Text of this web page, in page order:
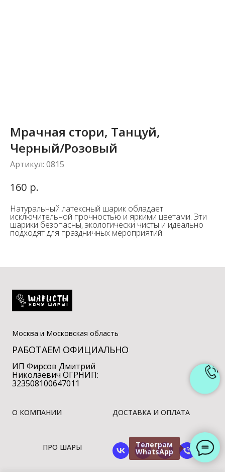
Телеграм
WhatsApp
Мрачная стори, Танцуй,
Черный/Розовый
Артикул: 0815
160 р.
Натуральный латексный шарик обладает
исключительной прочностью и яркими цветами. Эти
шарики безопасны, экологически чисты и идеально
подходят для праздничных мероприятий.
Москва и Московская область
РАБОТАЕМ ОФИЦИАЛЬНО
ИП Фирсов Дмитрий
Николаевич ОГРНИП:
323508100647011
О КОМПАНИИ ДОСТАВКА И ОПЛАТА
ПРО ШАРЫ